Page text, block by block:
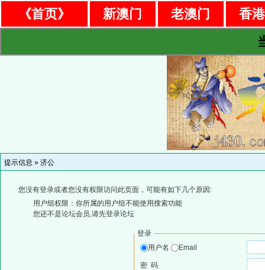
《首页》 新澳门 老澳门
香
提示信息 » 济公
您没有登录或者您没有权限访问此页面，可能有如下几个原因:
用户组权限：你所属的用户组不能使用搜索功能
您还不是论坛会员,请先登录论坛
登录
用户名
Email
密 码